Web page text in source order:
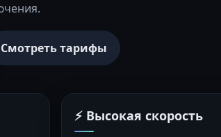
Смотреть тарифы
⚡ Высокая скорость